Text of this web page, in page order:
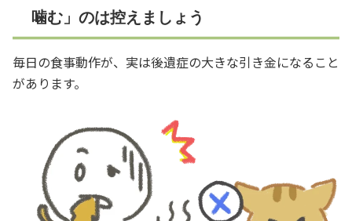
噛む」のは控えましょう
毎日の食事動作が、実は後遺症の大きな引き金になること
があります。